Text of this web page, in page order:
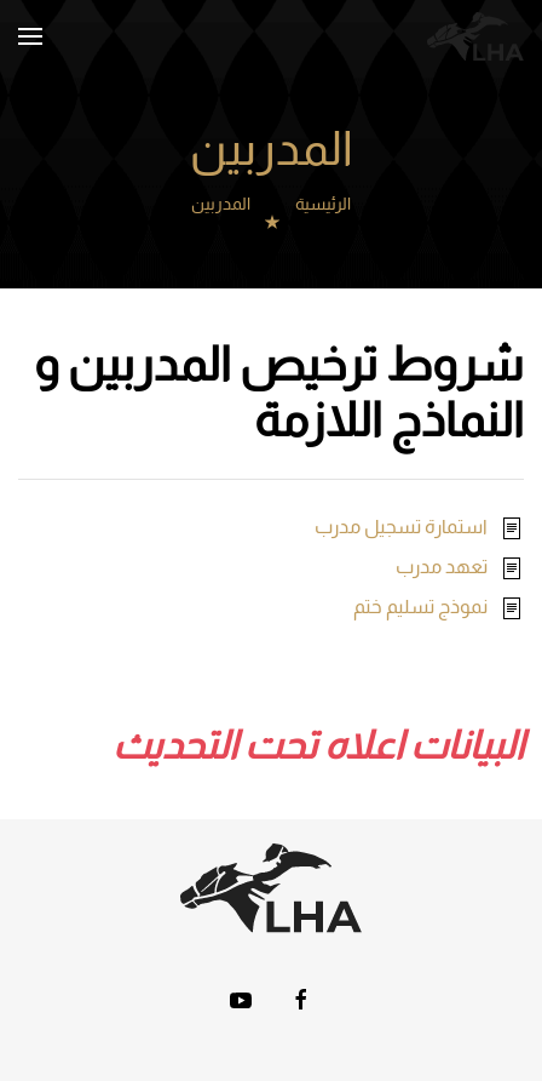
المدربين
الرئيسية المدربين
شروط ترخيص المدربين و
النماذج اللازمة
استمارة تسجيل مدرب
تعهد مدرب
نموذج تسليم ختم
البيانات اعلاه تحت التحديث